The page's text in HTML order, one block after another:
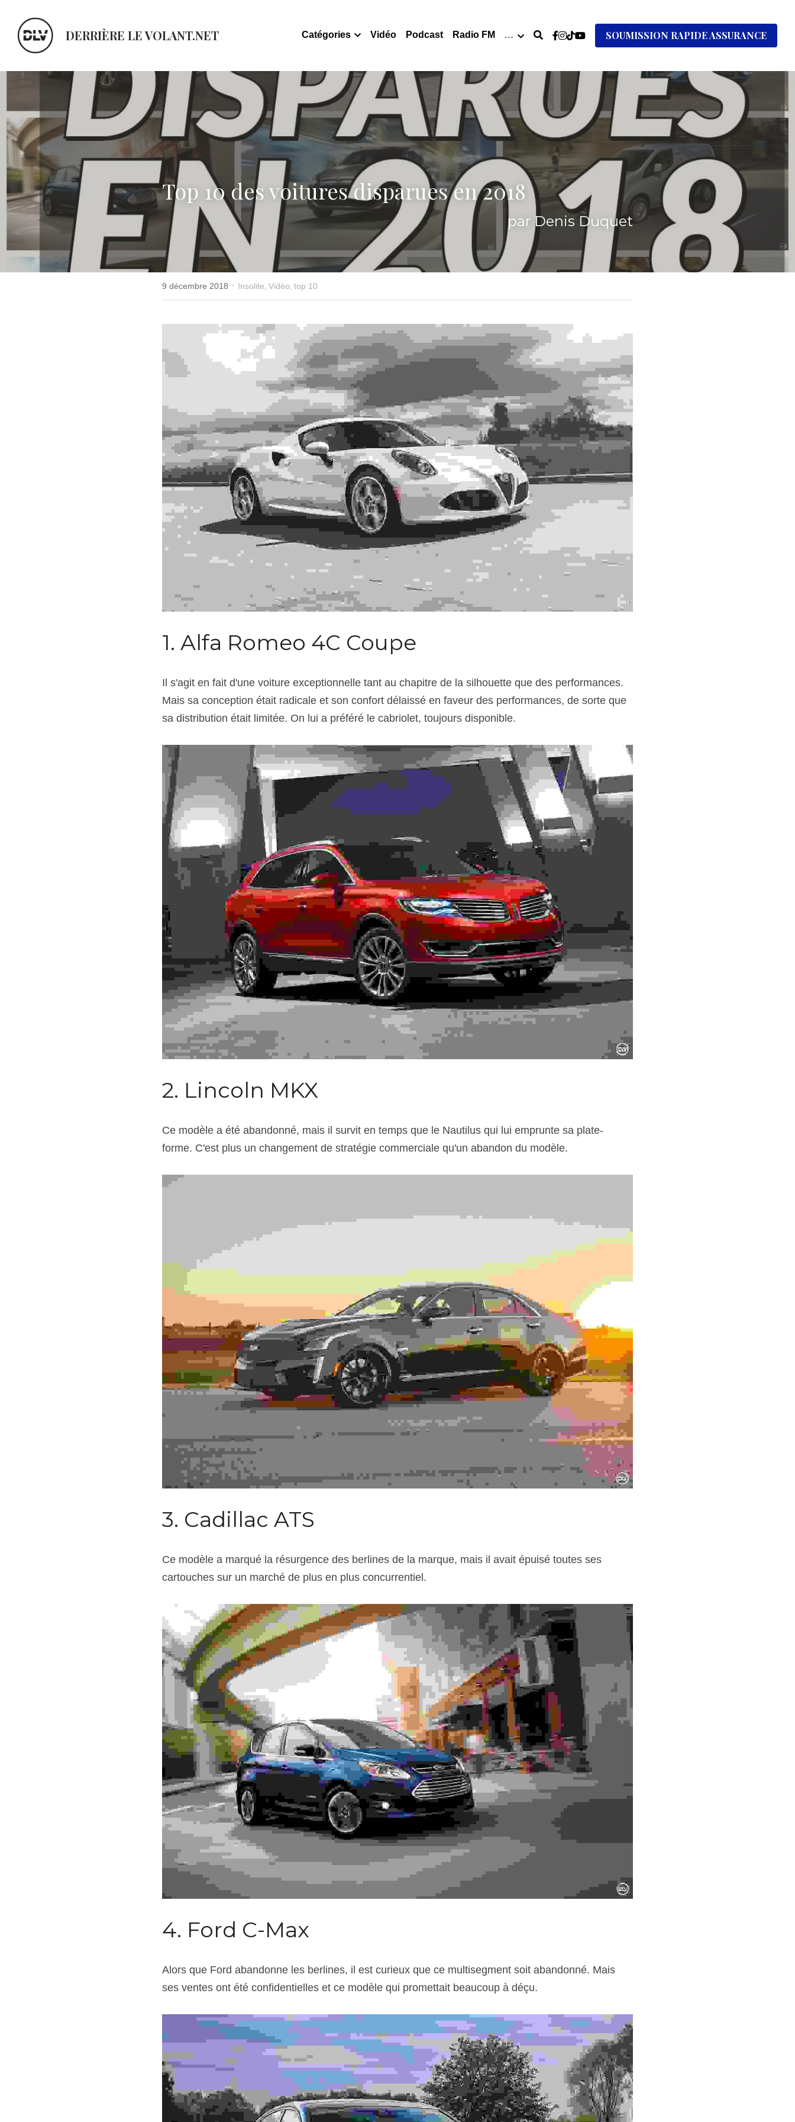
DERRIÈRE LE VOLANT.NET Catégories Vidéo Podcast Radio FM … SOUMISSION RAPIDE ASSURANCE
Top 10 des voitures disparues en 2018
par Denis Duquet
9 décembre 2018 · Insolite, Vidéo, top 10
1. Alfa Romeo 4C Coupe
Il s'agit en fait d'une voiture exceptionnelle tant au chapitre de la silhouette que des performances.
Mais sa conception était radicale et son confort délaissé en faveur des performances, de sorte que
sa distribution était limitée. On lui a préféré le cabriolet, toujours disponible.
2. Lincoln MKX
Ce modèle a été abandonné, mais il survit en temps que le Nautilus qui lui emprunte sa plate-
forme. C'est plus un changement de stratégie commerciale qu'un abandon du modèle.
3. Cadillac ATS
Ce modèle a marqué la résurgence des berlines de la marque, mais il avait épuisé toutes ses
cartouches sur un marché de plus en plus concurrentiel.
4. Ford C-Max
Alors que Ford abandonne les berlines, il est curieux que ce multisegment soit abandonné. Mais
ses ventes ont été confidentielles et ce modèle qui promettait beaucoup à déçu.